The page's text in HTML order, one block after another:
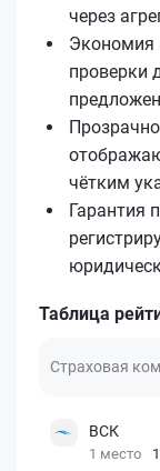
через
Экономия
проверки
чётким
Гарантия
Таблица
Страховая
ВСК
1 место